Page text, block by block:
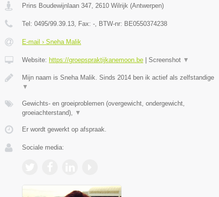
Prins Boudewijnlaan 347, 2610 Wilrijk (Antwerpen)
Tel: 0495/99.39.13, Fax: -, BTW-nr: BE0550374238
E-mail › Sneha Malik
Website: https://groepspraktijkanemoon.be Screenshot ▼
Mijn naam is Sneha Malik. Sinds 2014 ben ik actief als zelfstandige
▼
Gewichts- en groeiproblemen (overgewicht, ondergewicht,
groeiachterstand), ▼
Er wordt gewerkt op afspraak.
Sociale media: